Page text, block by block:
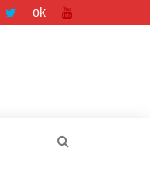
ok